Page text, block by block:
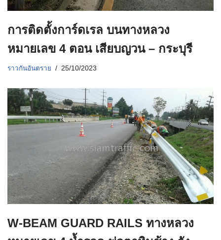
การติดตั้งการ์ดเรล บนทางหลวง
หมายเลข 4 ตอน เสียบญวน – กระบุรี
ราวกันอันตราย 25/10/2023
W-BEAM GUARD RAILS ทางหลวง